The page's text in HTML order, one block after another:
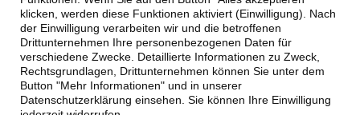
Impressum|Datenschutz
klicken, werden diese Funktionen aktiviert (Einwilligung). Nach
der Einwilligung verarbeiten wir und die betroffenen
Drittunternehmen Ihre personenbezogenen Daten für
verschiedene Zwecke. Detaillierte Informationen zu Zweck,
Rechtsgrundlagen, Drittunternehmen können Sie unter dem
Button "Mehr Informationen" und in unserer
Datenschutzerklärung einsehen. Sie können Ihre Einwilligung